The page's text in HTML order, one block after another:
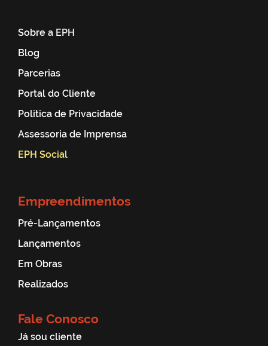
Sobre a EPH
Blog
Parcerias
Portal do Cliente
Politica de Privacidade
Assessoria de Imprensa
EPH Social
Empreendimentos
Pré-Lançamentos
Lançamentos
Em Obras
Realizados
Fale Conosco
Já sou cliente